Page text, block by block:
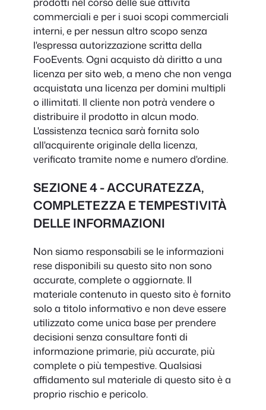
commerciali e per i suoi scopi commerciali
interni, e per nessun altro scopo senza
l'espressa autorizzazione scritta della
FooEvents. Ogni acquisto dà diritto a una
licenza per sito web, a meno che non venga
acquistata una licenza per domini multipli
o illimitati. Il cliente non potrà vendere o
distribuire il prodotto in alcun modo.
L'assistenza tecnica sarà fornita solo
all'acquirente originale della licenza,
verificato tramite nome e numero d'ordine.
SEZIONE 4 - ACCURATEZZA,
COMPLETEZZA E TEMPESTIVITÀ
DELLE INFORMAZIONI
Non siamo responsabili se le informazioni
rese disponibili su questo sito non sono
accurate, complete o aggiornate. Il
materiale contenuto in questo sito è fornito
solo a titolo informativo e non deve essere
utilizzato come unica base per prendere
decisioni senza consultare fonti di
informazione primarie, più accurate, più
complete o più tempestive. Qualsiasi
affidamento sul materiale di questo sito è a
proprio rischio e pericolo.